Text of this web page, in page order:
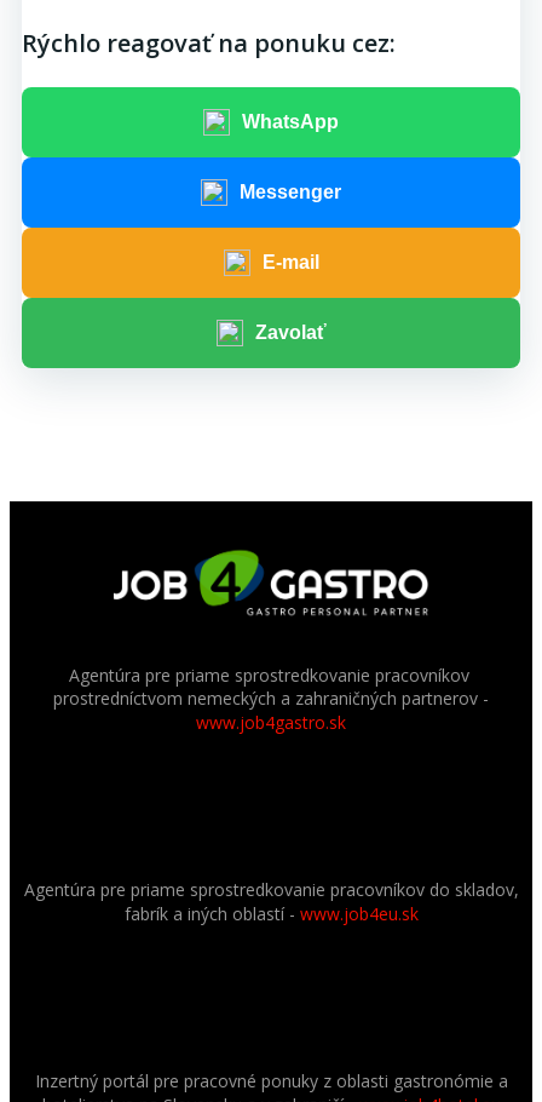
Rýchlo reagovať na ponuku cez:
WhatsApp
Messenger
E-mail
Zavolať
Agentúra pre priame sprostredkovanie pracovníkov
prostredníctvom nemeckých a zahraničných partnerov -
www.job4gastro.sk
Agentúra pre priame sprostredkovanie pracovníkov do skladov,
fabrík a iných oblastí - www.job4eu.sk
Inzertný portál pre pracovné ponuky z oblasti gastronómie a